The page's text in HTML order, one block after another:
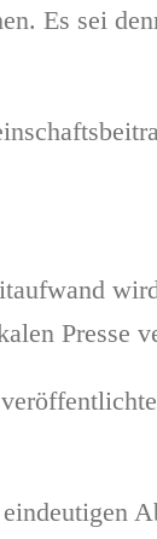
Es sei
Presse